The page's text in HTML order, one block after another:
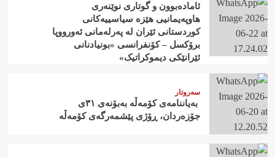
ئامادەبوون و گوتاری نوێنەری
هاوپەیمانیی هێزە سیاسییەکانی
کوردستانی ئێران لە پەرلەمانی ئەورووپا
برۆکسل – کۆنفرانسی «بونیادنانی
ئێرانێکی دیموکراتیک»
سەروتار
‍ بەیاننامەی کۆمەڵە بەبۆنەی ٣١ی
جۆزەردان، ڕۆژی پێشمەرگەی کۆمەڵە